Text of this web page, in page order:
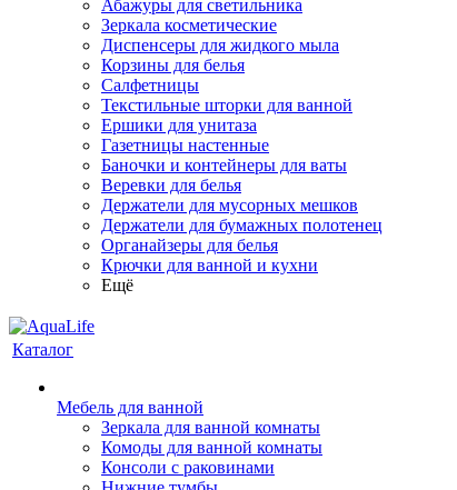
Абажуры для светильника
Зеркала косметические
Диспенсеры для жидкого мыла
Корзины для белья
Салфетницы
Текстильные шторки для ванной
Ершики для унитаза
Газетницы настенные
Баночки и контейнеры для ваты
Веревки для белья
Держатели для мусорных мешков
Держатели для бумажных полотенец
Органайзеры для белья
Крючки для ванной и кухни
Ещё
Каталог
Мебель для ванной
Зеркала для ванной комнаты
Комоды для ванной комнаты
Консоли с раковинами